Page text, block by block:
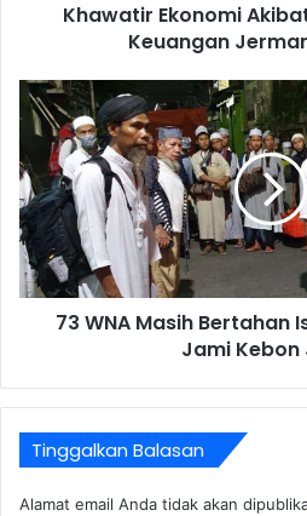
Khawatir Ekonomi
Keuangan
73 WNA Masih Bertahan
Jami Kebon
Tinggalkan Balasan
Alamat email Anda tidak akan